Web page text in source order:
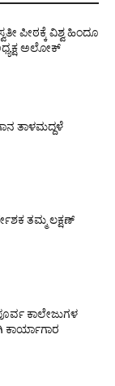
ಪೀಠಕ್ಕೆ ವಿಶ್ವ ಹಿಂದೂ
ಅಲೋಕ್
ತಾಳಮದ್ದಳೆ
ತಮ್ಮ ಲಕ್ಷಣ್
ಕಾಲೇಜುಗಳ
ಕಾರ್ಯಾಗಾರ